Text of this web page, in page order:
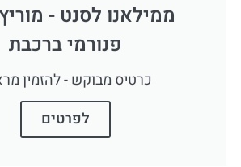
ממילאנו לסנט -
פנורמי ברכבת
כרטיס מבוקש - להזמין
לפרטים